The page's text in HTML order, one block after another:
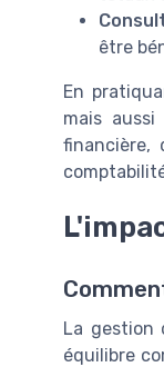
être
En
mais
financière,
La gestion
équilibre